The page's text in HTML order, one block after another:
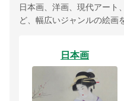
日本画、洋画、現代アート
ど、幅広いジャンルの絵画
日本画